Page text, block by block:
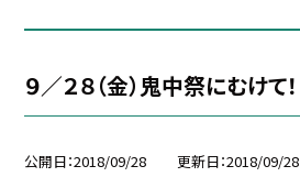
９／２８（金）鬼中祭にむけて！
公開日 2018/09/28 更新日 2018/09/28